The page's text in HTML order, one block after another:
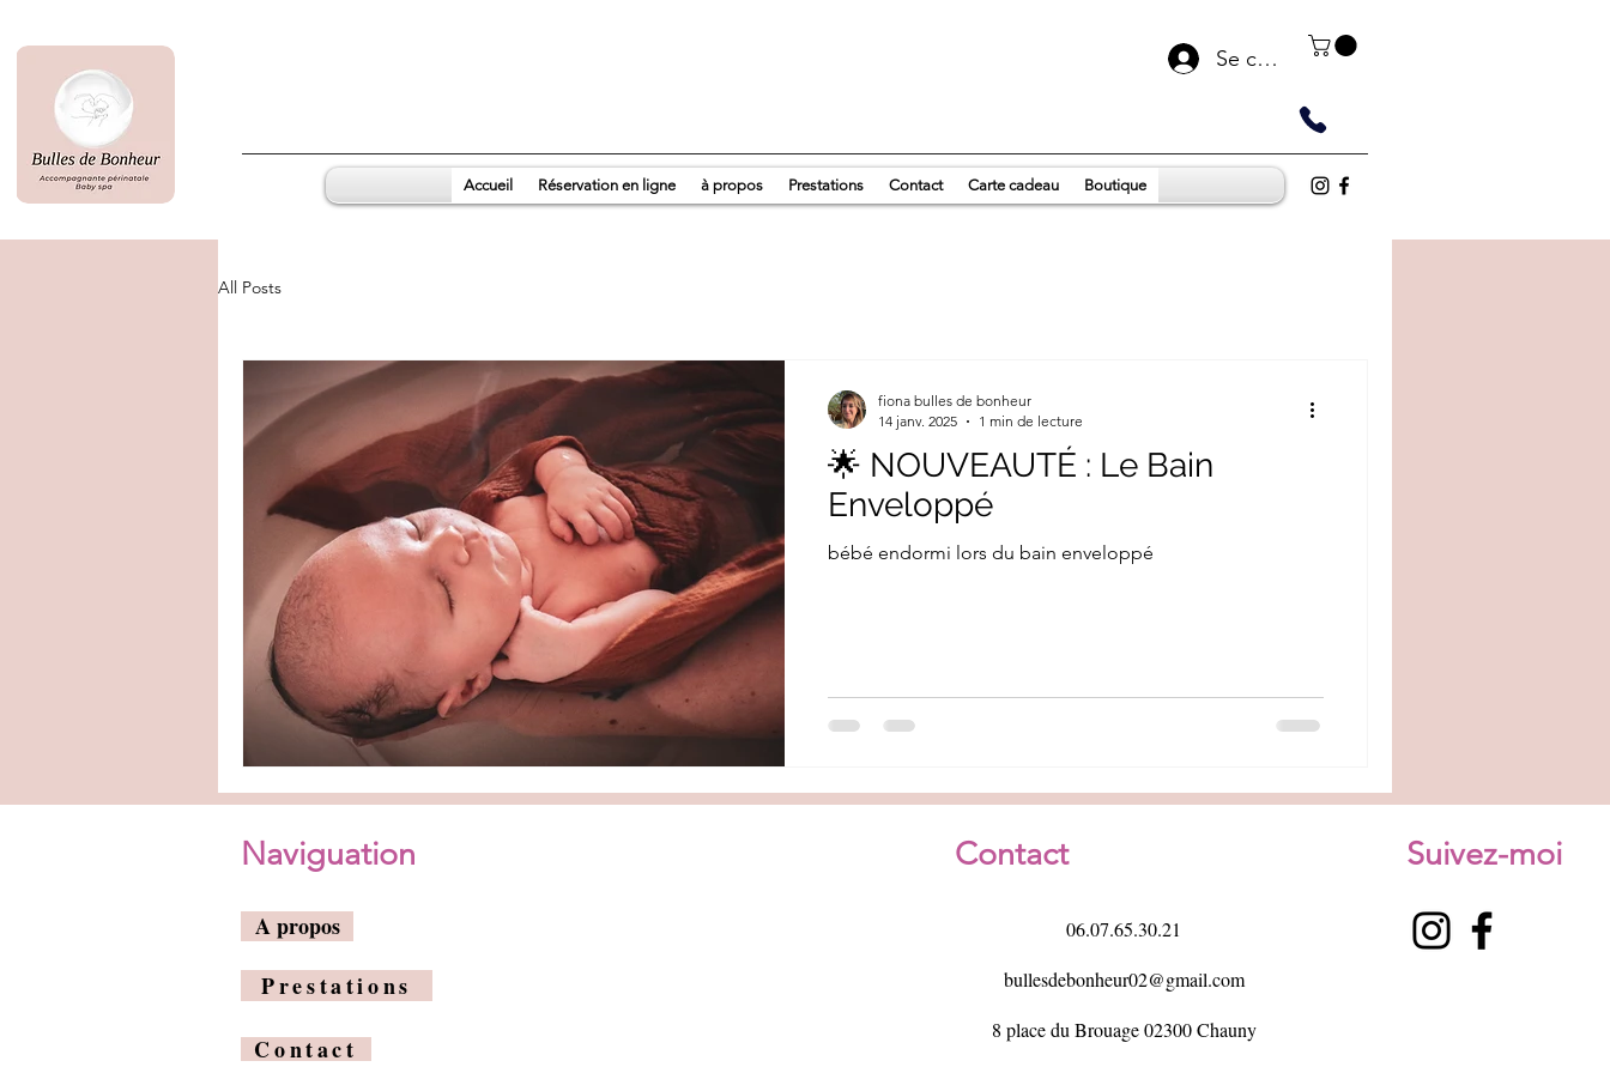
Se connecter
Accueil Réservation en ligne à propos Prestations Contact Carte cadeau Boutique
All Posts
🌟 NOUVEAUTÉ : Le Bain
Enveloppé
bébé endormi lors du bain enveloppé
fiona bulles de bonheur
14 janv. 2025
1 min de lecture
Naviguation
A propos
Prestations
Contact
Contact
06.07.65.30.21
bullesdebonheur02@gmail.com
8 place du Brouage 02300 Chauny
Suivez-moi